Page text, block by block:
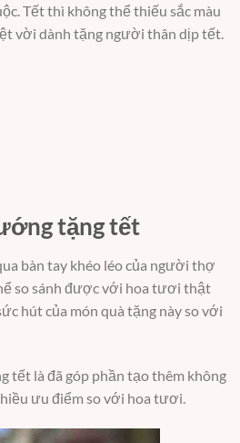
Tết thì không thể thiếu sắc màu
vời dành tặng người thân dịp tết.
tặng tết
bàn tay khéo léo của người thợ
so sánh được với hoa tươi thật
hút của món quà tặng này so với
tết là đã góp phần tạo thêm không
ưu điểm so với hoa tươi.